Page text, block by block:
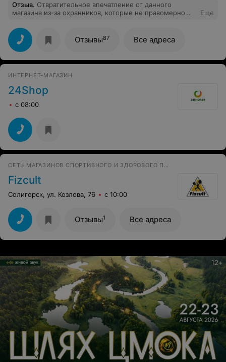
Отзыв. Отвратительное впечатление от данного
магазина из-за охранников, которые не правомерно
испорчен.
Еще
Отзывы87 Все адреса
ИНТЕРНЕТ-МАГАЗИН
24Shop
с 08:00
СЕТЬ МАГАЗИНОВ СПОРТИВНОГО И ЗДОРОВОГО ПИТАНИЯ
Fizcult
Солигорск, ул. Козлова, 76 с 10:00
Отзывы1 Все адреса